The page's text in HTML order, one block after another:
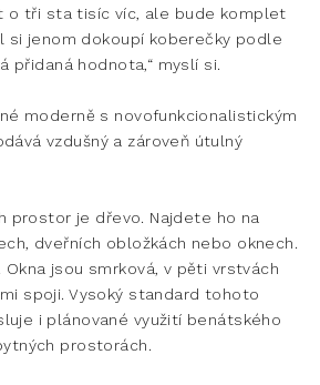
o tři sta tisíc víc, ale bude komplet
si jenom dokoupí koberečky podle
přidaná hodnota,“ myslí si.
moderně s novofunkcionalistickým
vzdušný a zároveň útulný
prostor je dřevo. Najdete ho na
dveřních obložkách nebo oknech.
Okna jsou smrková, v pěti vrstvách
spoji. Vysoký standard tohoto
i plánované využití benátského
prostorách.